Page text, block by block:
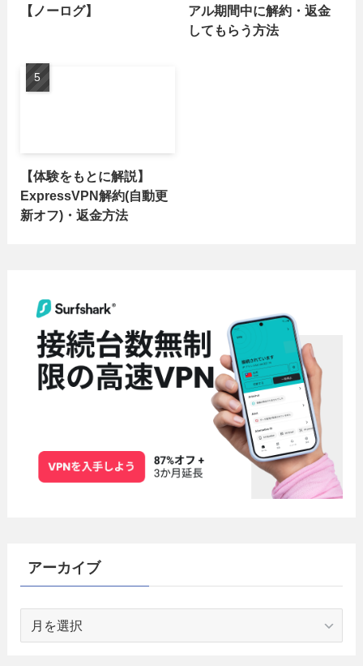
【ノーログ】
アル期間中に解約・返金
してもらう方法
【体験をもとに解説】
ExpressVPN解約(自動更
新オフ)・返金方法
アーカイブ